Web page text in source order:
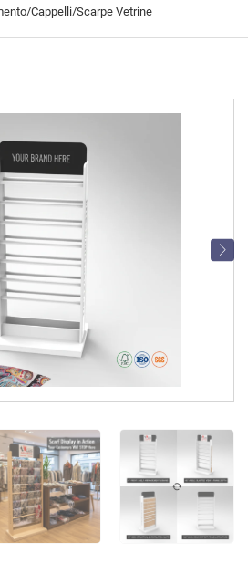
Cappelli/Scarpe Vetrine